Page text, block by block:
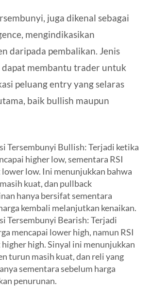
juga dikenal sebagai
mengindikasikan
daripada pembalikan. Jenis
membantu trader untuk
peluang entry yang selaras
baik bullish maupun
Tersembunyi Bullish: Terjadi ketika
higher low, sementara RSI
low. Ini menunjukkan bahwa
kuat, dan pullback
hanya bersifat sementara
kembali melanjutkan kenaikan.
Tersembunyi Bearish: Terjadi
mencapai lower high, namun RSI
high. Sinyal ini menunjukkan
turun masih kuat, dan reli yang
sementara sebelum harga
penurunan.